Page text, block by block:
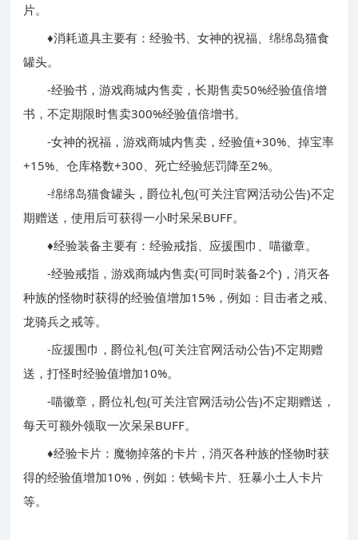
片。
♦消耗道具主要有：经验书、女神的祝福、绵绵岛猫食
罐头。
-经验书，游戏商城内售卖，长期售卖50%经验值倍增
书，不定期限时售卖300%经验值倍增书。
-女神的祝福，游戏商城内售卖，经验值+30%、掉宝率
+15%、仓库格数+300、死亡经验惩罚降至2%。
-绵绵岛猫食罐头，爵位礼包(可关注官网活动公告)不定
期赠送，使用后可获得一小时呆呆BUFF。
♦经验装备主要有：经验戒指、应援围巾、喵徽章。
-经验戒指，游戏商城内售卖(可同时装备2个)，消灭各
种族的怪物时获得的经验值增加15%，例如：目击者之戒、
龙骑兵之戒等。
-应援围巾，爵位礼包(可关注官网活动公告)不定期赠
送，打怪时经验值增加10%。
-喵徽章，爵位礼包(可关注官网活动公告)不定期赠送，
每天可额外领取一次呆呆BUFF。
♦经验卡片：魔物掉落的卡片，消灭各种族的怪物时获
得的经验值增加10%，例如：铁蝎卡片、狂暴小土人卡片
等。